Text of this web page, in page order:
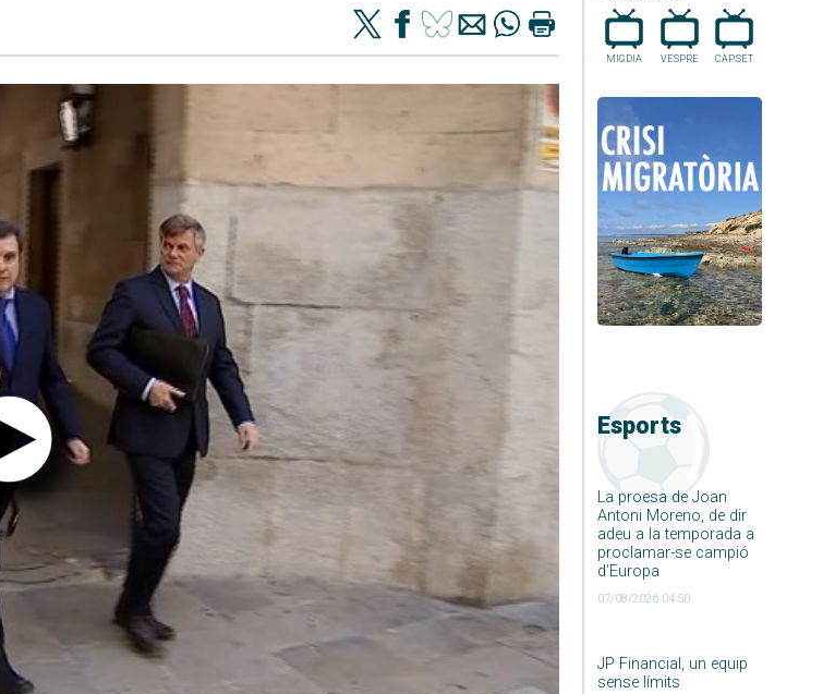
MIGDIA VESPRE CAP.SET
Esports
La proesa de Joan
Antoni Moreno, de dir
adeu a la temporada a
proclamar-se campió
d’Europa
07/08/2026 04:50
JP Financial, un equip
sense límits